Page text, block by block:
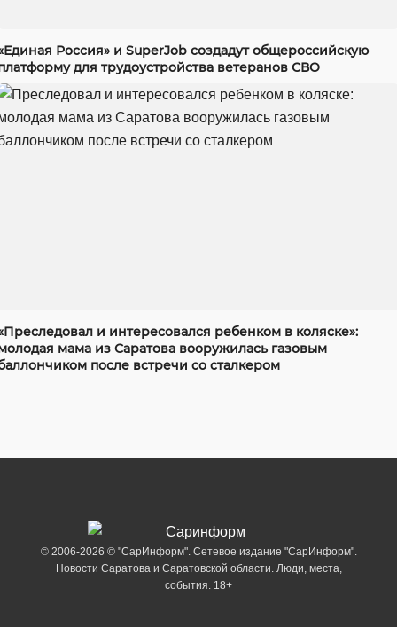
Россия» и SuperJob создадут общероссийскую
для трудоустройства ветеранов СВО
и интересовался ребенком в коляске»:
мама из Саратова вооружилась газовым
после встречи со сталкером
© 2006-2026 © "СарИнформ". Сетевое издание "СарИнформ".
Новости Саратова и Саратовской области. Люди, места,
события. 18+